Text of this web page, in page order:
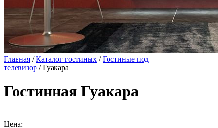
Главная /Каталог гостиных /Гостиные под
телевизор / Гуакара
Гостинная Гуакара
Цена: